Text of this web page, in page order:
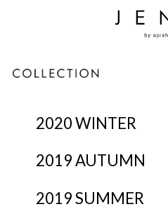
2020WINTER
2019AUTUMN
2019SUMMER